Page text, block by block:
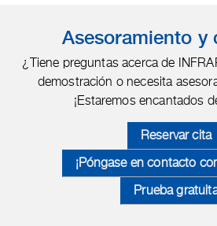
Asesoramiento y
¿Tiene preguntas acerca de
demostración o necesita
¡Estaremos encantados
Reservar cita
¡Póngase en contacto
Prueba